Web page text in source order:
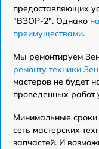
предоставляющих
"ВЗОР-2". Однако
преимуществами.
Мы ремонтируем
ремонту техники
мастеров не будет
проведенных работ
Минимальные
сеть мастерских
запчастей. И